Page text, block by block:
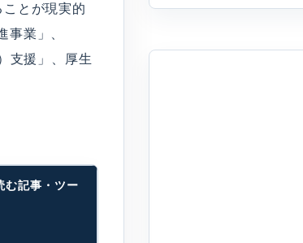
とが現実的
事業」、
支援」、厚生
む記事・ツー